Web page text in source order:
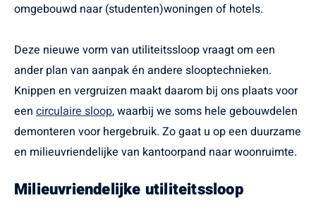
omgebouwd naar (studenten)woningen of hotels.
Deze nieuwe vorm van utiliteitssloop vraagt om een
ander plan van aanpak én andere slooptechnieken.
Knippen en vergruizen maakt daarom bij ons plaats voor
een circulaire sloop, waarbij we soms hele gebouwdelen
demonteren voor hergebruik. Zo gaat u op een duurzame
en milieuvriendelijke van kantoorpand naar woonruimte.
Milieuvriendelijke utiliteitssloop